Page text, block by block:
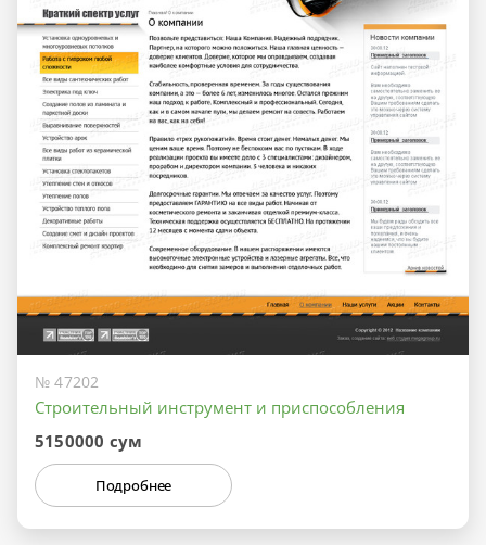
№ 47202
Строительный инструмент и приспособления
5150000 сум
Подробнее